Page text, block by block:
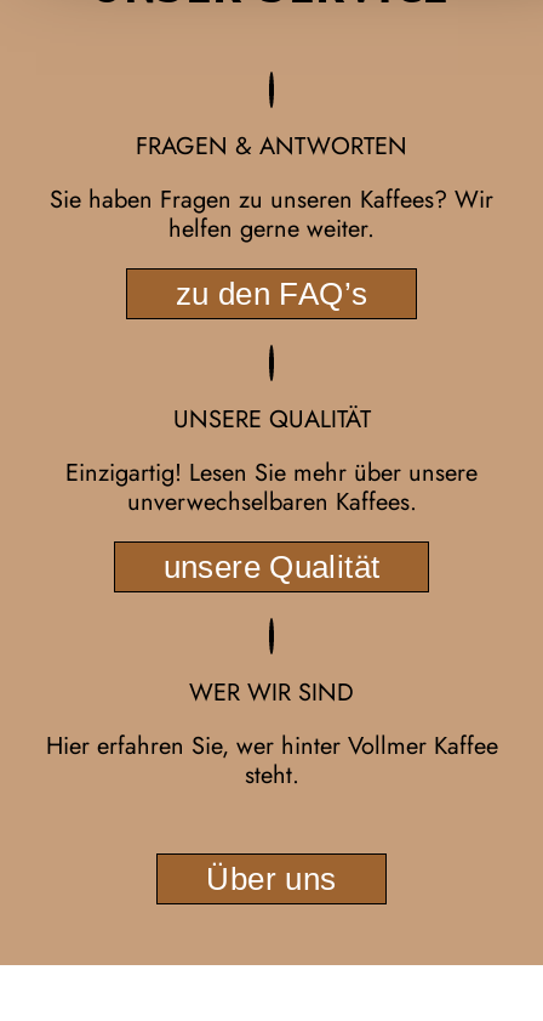
FRAGEN & ANTWORTEN
Sie haben Fragen zu unseren Kaffees? Wir
helfen gerne weiter.
zu den FAQ’s
UNSERE QUALITÄT
Einzigartig! Lesen Sie mehr über unsere
unverwechselbaren Kaffees.
unsere Qualität
WER WIR SIND
Hier erfahren Sie, werhinter Vollmer Kaffee
steht.
Über uns